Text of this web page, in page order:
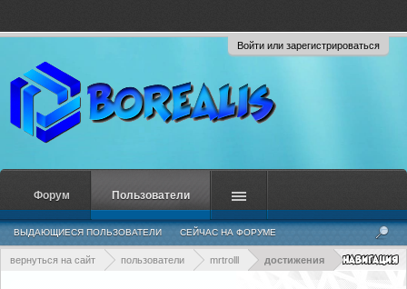
Войти или зарегистрироваться
вернуться на сайт пользователи mrtrolll достижения
Форум Пользователи
ВЫДАЮЩИЕСЯ ПОЛЬЗОВАТЕЛИ СЕЙЧАС НА ФОРУМЕ
НЕДАВНЯЯ АКТИВНОСТЬ НОВЫЕ СООБЩЕНИЯ ПРОФИЛЯ